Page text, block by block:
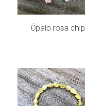
LEER MÁS
Ópalo rosa chip